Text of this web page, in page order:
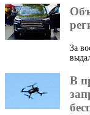
За
В